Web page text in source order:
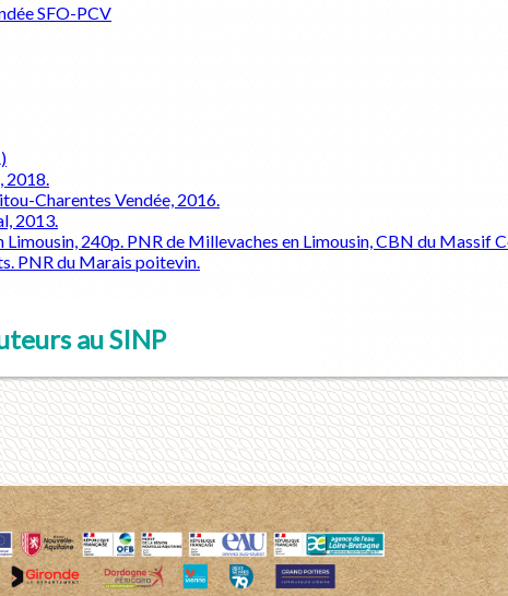
SFO-PCV
2018.
Charentes Vendée, 2016.
2013.
240p. PNR de Millevaches en Limousin, CBN du Massif
PNR du Marais poitevin.
au SINP